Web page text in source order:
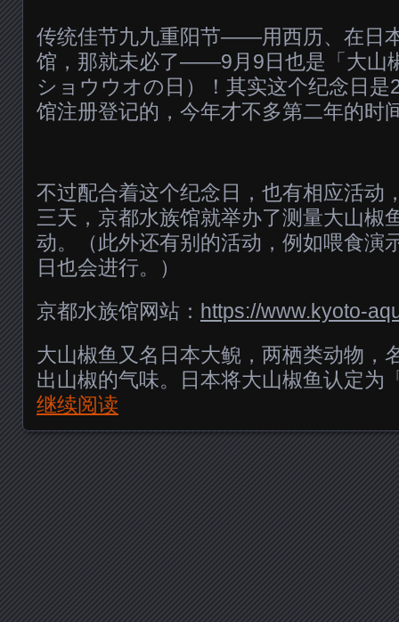
传统佳节九九重阳节——用西历、在日
馆，那就未必了——9月9日也是「大山
ショウウオの日）！其实这个纪念日是
馆注册登记的，今年才不多第二年的时
不过配合着这个纪念日，也有相应活动
三天，京都水族馆就举办了测量大山椒
动。（此外还有别的活动，例如喂食演
日也会进行。）
京都水族馆网站： https://www.kyoto-
大山椒鱼又名日本大鲵，两栖类动物，
出山椒的气味。日本将大山椒鱼认定为
继续阅读